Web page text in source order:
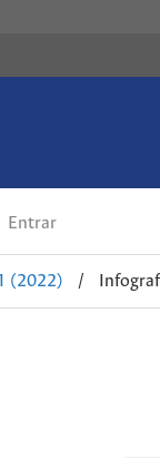
Entrar
(2022) /